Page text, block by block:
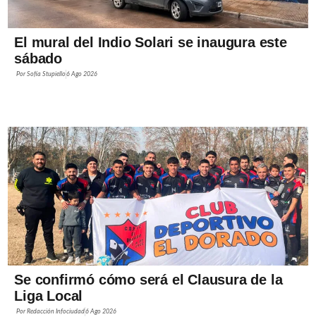
El mural del Indio Solari se inaugura este
sábado
PorSofía Stupiello6 Ago 2026
Se confirmó cómo será el Clausura de la
Liga Local
PorRedacción Infociudad6 Ago 2026